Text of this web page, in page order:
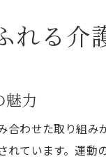
笑い介護予防体操で
介護予防体操で心
いぜなひさお氏が
笑える❗️介護予防
地域住民が実感す
れる介
魅力
わせた取り組
ています。運